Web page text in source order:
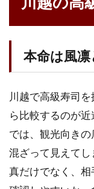
級
の
選
び
本命
は風
凛と
幸す
しか
ら
本命は風
川越で高級寿司
ら比較するのが
では、観光向き
混ざって見えて
真だけでなく、